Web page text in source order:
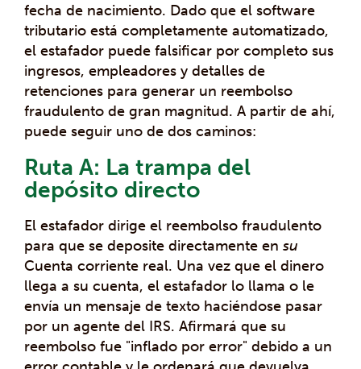
fecha de nacimiento. Dado que el software
tributario está completamente automatizado,
el estafador puede falsificar por completo sus
ingresos, empleadores y detalles de
retenciones para generar un reembolso
fraudulento de gran magnitud. A partir de ahí,
puede seguir uno de dos caminos:
Ruta A: La trampa del
depósito directo
El estafador dirige el reembolso fraudulento
para que se deposite directamente en su
Cuenta corriente real. Una vez que el dinero
llega a su cuenta, el estafador lo llama o le
envía un mensaje de texto haciéndose pasar
por un agente del IRS. Afirmará que su
reembolso fue "inflado por error" debido a un